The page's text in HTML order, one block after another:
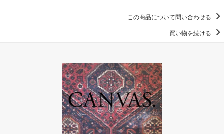
この商品について問い合わせる
買い物を続ける